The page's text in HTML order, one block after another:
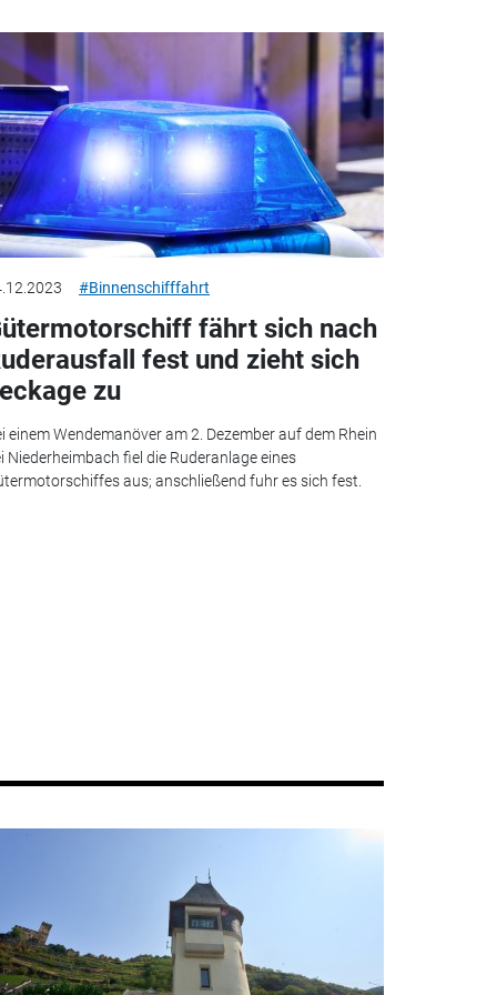
#Binnenschifffahrt
fährt sich nach
fest und zieht sich
zu
einem Wendemanöver am 2. Dezember auf dem Rhein
Niederheimbach fiel die Ruderanlage eines
aus; anschließend fuhr es sich fest.